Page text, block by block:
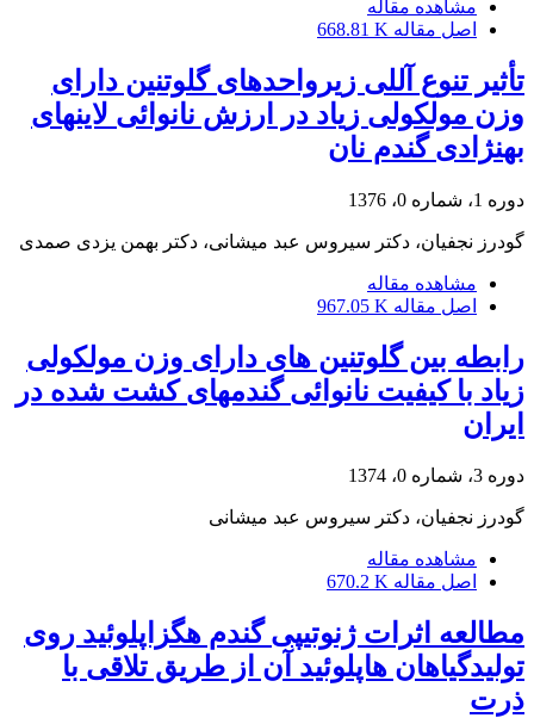
مشاهده مقاله
اصل مقاله 668.81 K
تأثیر تنوع آللی زیرواحدهای گلوتنین دارای
وزن مولکولی زیاد در ارزش نانوائی لاینهای
بهنژادی گندم نان
دوره 1، شماره 0، 1376
گودرز نجفیان، دکتر سیروس عبد میشانی، دکتر بهمن یزدی صمدی
مشاهده مقاله
اصل مقاله 967.05 K
رابطه بین گلوتنین های دارای وزن مولکولی
زیاد با کیفیت نانوائی گندمهای کشت شده در
ایران
دوره 3، شماره 0، 1374
گودرز نجفیان، دکتر سیروس عبد میشانی
مشاهده مقاله
اصل مقاله 670.2 K
مطالعه اثرات ژنوتیپی گندم هگزاپلوئید روی
تولیدگیاهان هاپلوئید آن از طریق تلاقی با
ذرت